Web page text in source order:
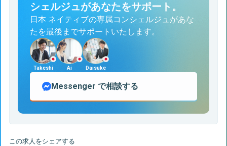
シェルジュがあなたをサポート。
日本 ネイティブの専属コンシェルジュがあな
たを最後までサポートいたします。
Takeshi Ai Daisuke
Messenger で相談する
この求人をシェアする